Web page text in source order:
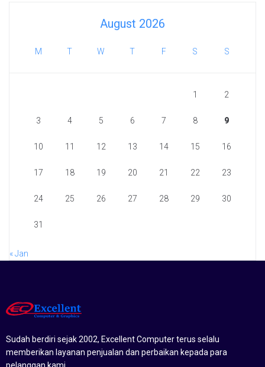
August 2026
M T W T F S S
1 2
3 4 5 6 7 8 9
10 11 12 13 14 15 16
17 18 19 20 21 22 23
24 25 26 27 28 29 30
31
« Jan
Sudah berdiri sejak 2002, Excellent Computer terus selalu
memberikan layanan penjualan dan perbaikan kepada para